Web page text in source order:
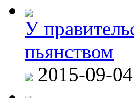
У
пьянством
2015-09-